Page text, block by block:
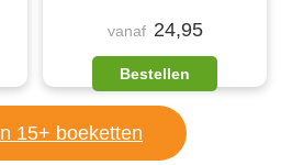
vanaf 24,95
Bestellen
15+ boeketten